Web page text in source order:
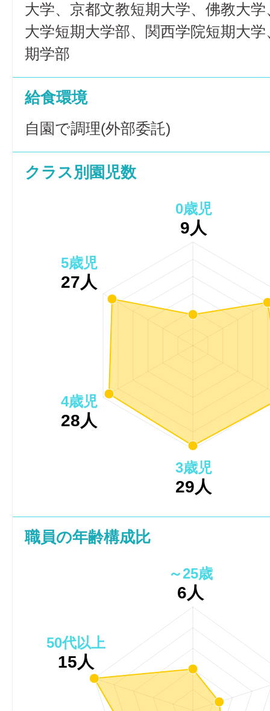
大学、京都文教短期大学、佛教大
大学短期大学部、関西学院短期大
期学部
給食環境
自園で調理(外部委託)
クラス別園児数
0歳児
9人
3歳児
29人
4歳児
28人
5歳児
27人
職員の年齢構成比
～25歳
6人
50代以上
15人